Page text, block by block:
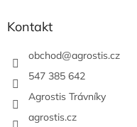
Kontakt
obchod@agrostis.cz
547 385 642
Agrostis Trávníky
agrostis.cz